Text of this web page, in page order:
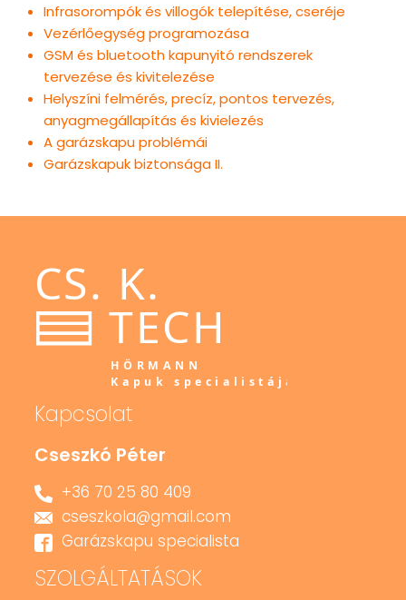
Infrasorompók és villogók telepítése, cseréje
Vezérlőegység programozása
GSM és bluetooth kapunyitó rendszerek
tervezése és kivitelezése
Helyszíni felmérés, precíz, pontos tervezés,
anyagmegállapítás és kivielezés
A garázskapu problémái
Garázskapuk biztonsága II.
Kapcsolat
Cseszkó Péter
+36 70 25 80 409
cseszkola@gmail.com
Garázskapu specialista
SZOLGÁLTATÁSOK